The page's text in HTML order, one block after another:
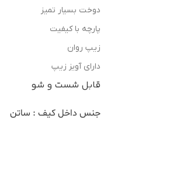
دوخت بسیار تمیز
پارچه با کیفیت
زیپ روان
دارای آویز زیپ
قابل شست و شو
جنس داخل کیف : ساتن